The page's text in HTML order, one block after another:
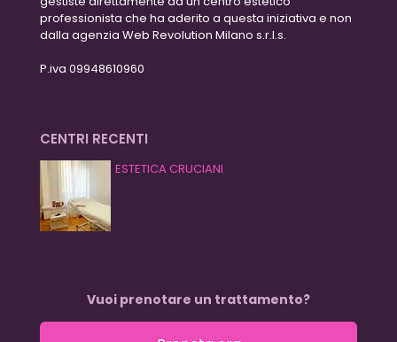
professionista che ha aderito a questa iniziativa e non
dalla agenzia Web Revolution Milano s.r.l.s.
P.iva 09948610960
CENTRI RECENTI
ESTETICA CRUCIANI
Vuoi prenotare un trattamento?